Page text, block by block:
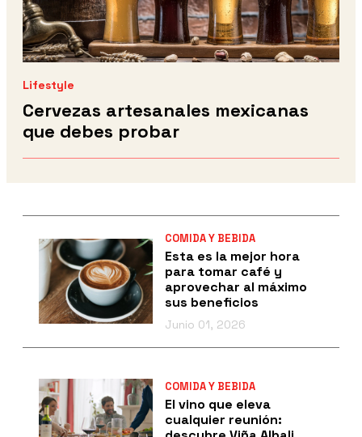
Lifestyle
Cervezas artesanales mexicanas
que debes probar
COMIDA Y BEBIDA
Esta es la mejor hora
para tomar café y
aprovechar al máximo
sus beneficios
Junio 01, 2026
COMIDA Y BEBIDA
El vino que eleva
cualquier reunión: